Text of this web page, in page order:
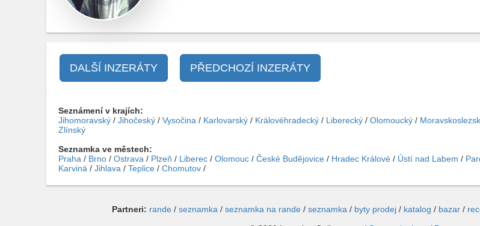
DALŠÍ INZERÁTY PŘEDCHOZÍ INZERÁTY
Seznámení v krajích:
Jihomoravský / Jihočeský / Vysočina / Karlovarský / Královéhradecký / Liberecký / Olomoucký /
Zlínský
Seznamka ve městech:
Praha / Brno / Ostrava / Plzeň / Liberec / Olomouc / České Budějovice / Hradec Králové / Ústí nad Labem /
Karviná / Jihlava / Teplice / Chomutov /
Partneri: rande / seznamka / seznamka na rande / seznamka / byty prodej / katalog / bazar /